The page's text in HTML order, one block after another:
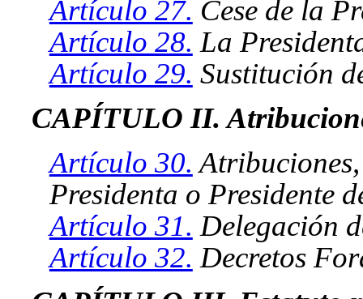
Artículo 27. Cese de la
Artículo 28. La
Artículo 29. Sustitución
CAPÍTULO II.
Artículo 30.
Presidenta o Presidente
Artículo 31. Delegación
Artículo 32. Decretos